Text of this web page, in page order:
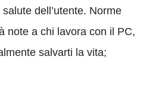
dell’utente. Norme
note a chi lavora con il PC,
salvarti la vita;